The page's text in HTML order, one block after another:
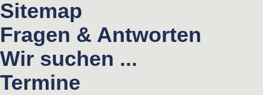
Sitemap
Fragen & Antworten
Wir suchen ...
Termine